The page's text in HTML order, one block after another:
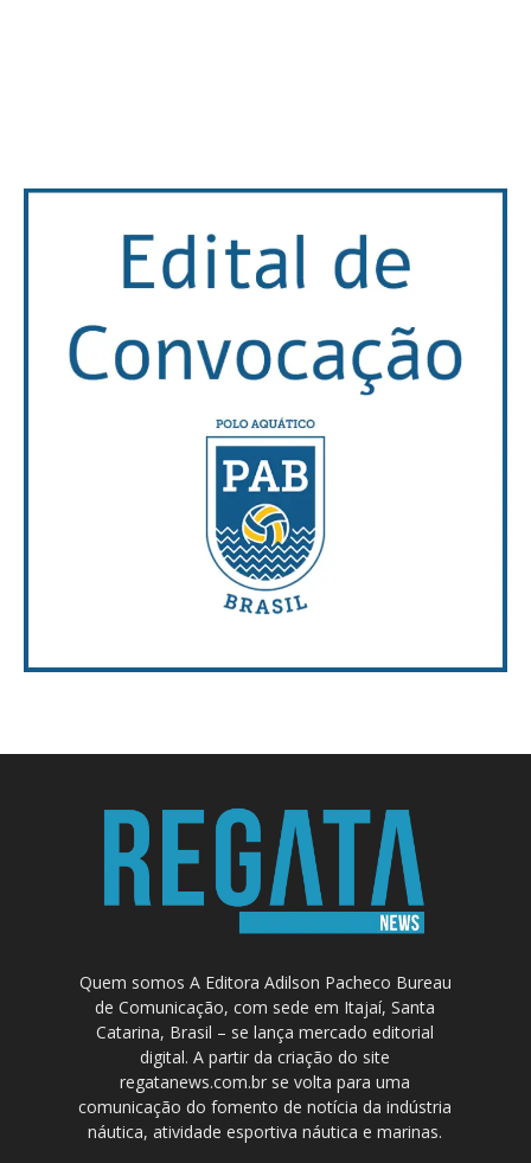
Quem somos A Editora Adilson Pacheco Bureau
de Comunicação, com sede em Itajaí, Santa
Catarina, Brasil – se lança mercado editorial
digital. A partir da criação do site
regatanews.com.br se volta para uma
comunicação do fomento de notícia da indústria
náutica, atividade esportiva náutica e marinas.